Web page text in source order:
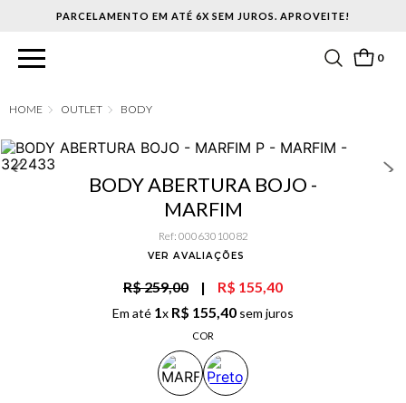
PARCELAMENTO EM ATÉ 6X SEM JUROS. APROVEITE!
0
OUTLET BODY
BODY ABERTURA BOJO -
MARFIM
Ref: 00063010082
VER AVALIAÇÕES
R$ 259,00 | R$ 155,40
Em até 1x R$ 155,40 sem juros
COR